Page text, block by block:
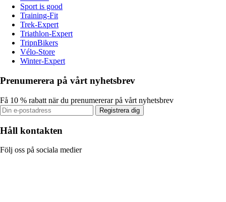
Sport is good
Training-Fit
Trek-Expert
Triathlon-Expert
TripnBikers
Vélo-Store
Winter-Expert
Prenumerera på vårt nyhetsbrev
Få 10 % rabatt när du prenumererar på vårt nyhetsbrev
Registrera dig
Håll kontakten
Följ oss på sociala medier